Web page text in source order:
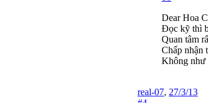
Dear Hoa
Đọc kỹ thì
Quan tâm
Chấp nhận
Không như
real-07, 27/3/13